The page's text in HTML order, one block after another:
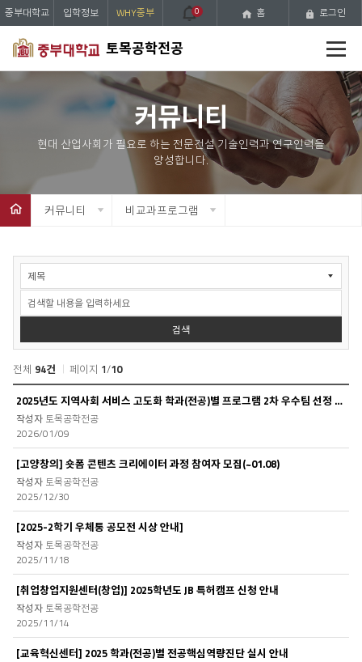
토목공학전공
메
뉴
중부대학교 입학정보 WHY중부 0 홈 로그인
커뮤니티
커뮤니티 비교과프로그램
비
검
검색
전체 94건 페이지 1/10
교
과
목
록
2025년도 지역사회 서비스 고도화 학과(전공)별 프로그램 2차 우수팀 선정 발표
토목공학전공
2026/01/09
[고양창의] 숏폼 콘텐츠 크리에이터 과정 참여자 모집(~01.08)
토목공학전공
2025/12/30
[2025-2학기 우체통 공모전 시상 안내]
토목공학전공
2025/11/18
[취업창업지원센터(창업)] 2025학년도 JB 특허캠프 신청 안내
토목공학전공
2025/11/14
[교육혁신센터] 2025 학과(전공)별 전공핵심역량진단 실시 안내